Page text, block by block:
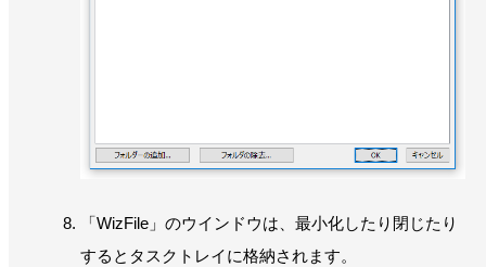
「WizFile」のウインドウは、最小化したり閉じたり
するとタスクトレイに格納されます。